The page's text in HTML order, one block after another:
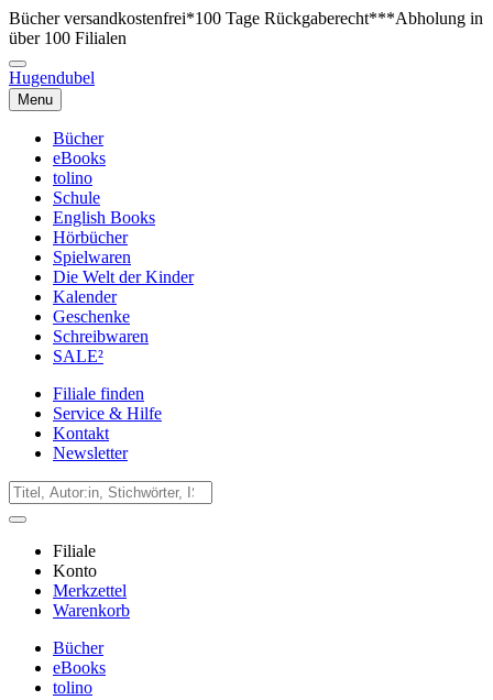
Bücher versandkostenfrei*100 Tage Rückgaberecht***Abholung in
über 100 Filialen
Hugendubel
Menu
Bücher
eBooks
tolino
Schule
English Books
Hörbücher
Spielwaren
Die Welt der Kinder
Kalender
Geschenke
Schreibwaren
SALE²
Filiale finden
Service & Hilfe
Kontakt
Newsletter
Filiale
Konto
Merkzettel
Warenkorb
Bücher
eBooks
tolino